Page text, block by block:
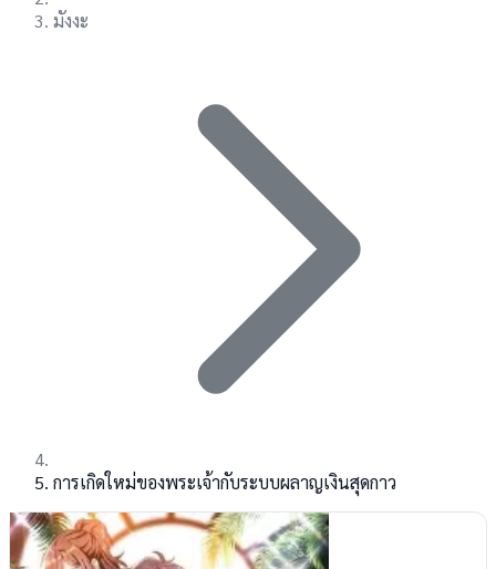
มังงะ
การเกิดใหม่ของพระเจ้ากับระบบผลาญเงินสุดกาว